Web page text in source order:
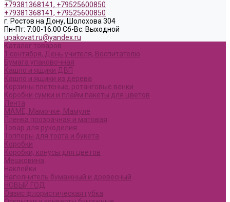
+79381368141, +79525600850
+79381368141, +79525600850
г. Ростов на Дону, Шолохова 304
Пн-Пт: 7:00-16:00 Cб-Вс: Выходной
upakovat.ru@yandex.ru
Каталог товаров
1 сентября, День учителя, Воспитателю
Бумага упаковочная
Кашпо и ящики ДВП
Кашпо и ящики из дерева
Корзины плетеные, ротанговые венки
Коробки сумки и плайм пакеты для цветов
Лента
МАМЕ, Мамочке, Мамуле
Пленка прозрачная и матовая
Товар для рукоделия
Топперы для торта и букета
Коробки
Коробки, конусы для цветов
Мешковина
Наклейки
Наполнитель бумажный и древесный
НОВЫЙ ГОД
Оазис флористическая губка